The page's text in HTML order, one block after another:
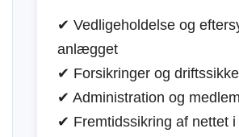
✔ Vedligeholdelse og
anlægget
✔ Forsikringer og
✔ Administration og
✔ Fremtidssikring af nettet i